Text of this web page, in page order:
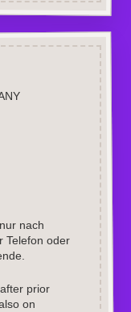
nach
Telefon oder
prior
on